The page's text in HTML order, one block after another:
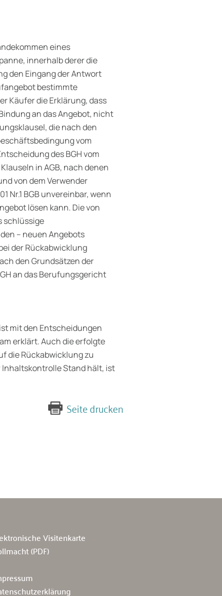
eines
innerhalb derer die
den Eingang der Antwort
bestimmte
Käufer die Erklärung, dass
an das Angebot, nicht
die nach den
vom
des BGH vom
in AGB, nach denen
von dem Verwender
Nr.1 BGB unvereinbar, wenn
lösen kann. Die von
schlüssige
– neuen Angebots
der Rückabwicklung
den Grundsätzen der
an das Berufungsgericht
mit den Entscheidungen
erklärt. Auch die erfolgte
die Rückabwicklung zu
Stand hält, ist
Seite drucken
Visitenkarte
(PDF)